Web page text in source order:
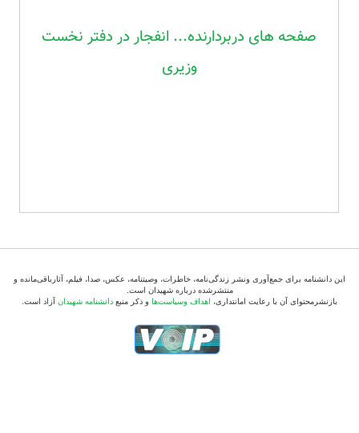
صفحه های دربردارنده... انفجار در دفتر نخست
وزیری
این دانشنامه برای جمع‌آوری ونشر زندگی‌نامه، خاطرات، وصیتنامه، عکس، صدا، فیلم، آثارباقی‌مانده و
منتشرشده درباره شهیدان است.
بازنشرمحتوای آن با رعایت امانتداری، اهداف وسیاست‌ها و ذکر منبع دانشنامه شهیدان آزاد است.